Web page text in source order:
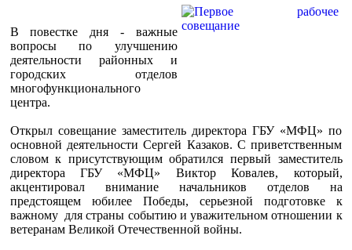
В повестке дня - важные
вопросы по улучшению
деятельности районных и
городских отделов
многофункционального
центра.
Открыл совещание заместитель директора ГБУ «МФЦ» по
основной деятельности Сергей Казаков. С приветственным
словом к присутствующим обратился первый заместитель
директора ГБУ «МФЦ» Виктор Ковалев, который,
акцентировал внимание начальников отделов на
предстоящем юбилее Победы, серьезной подготовке к
важному для страны событию и уважительном отношении к
ветеранам Великой Отечественной войны.